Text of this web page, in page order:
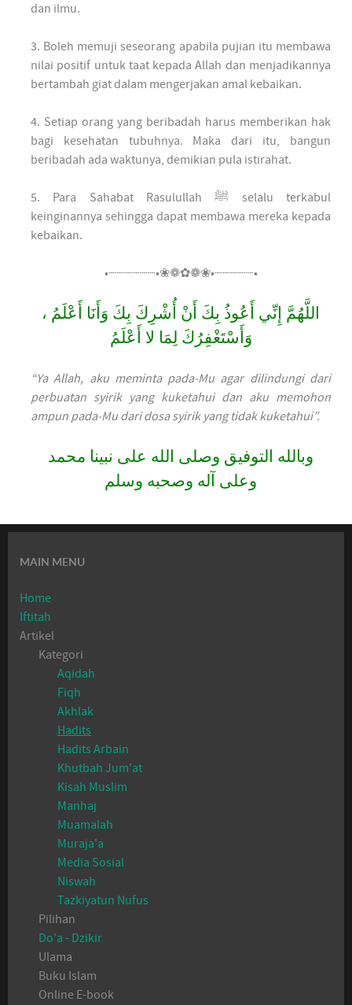
dan ilmu.
3. Boleh memuji seseorang apabila pujian itu membawa
nilai positif untuk taat kepada Allah dan menjadikannya
bertambah giat dalam mengerjakan amal kebaikan.
4. Setiap orang yang beribadah harus memberikan hak
bagi kesehatan tubuhnya. Maka dari itu, bangun
beribadah ada waktunya, demikian pula istirahat.
5. Para Sahabat Rasulullah ﷺ selalu terkabul
keinginannya sehingga dapat membawa mereka kepada
kebaikan.
•┈┈┈┈┈┈•❀❁✿❁❀•┈┈┈┈┈•
اللَّهُمَّ إِنِّي أَعُوذُ بِكَ أَنْ أُشْرِكَ بِكَ وَأَنَا أَعْلَمُ ،
وَأَسْتَغْفِرُكَ لِمَا لا أَعْلَمُ
“Ya Allah, aku meminta pada-Mu agar dilindungi dari
perbuatan syirik yang kuketahui dan aku memohon
ampun pada-Mu dari dosa syirik yang tidak kuketahui”.
وبالله التوفيق وصلى الله على نبينا محمد
وعلى آله وصحبه وسلم
MAIN MENU
Home
Iftitah
Artikel
Kategori
Aqidah
Fiqh
Akhlak
Hadits
Hadits Arbain
Khutbah Jum'at
Kisah Muslim
Manhaj
Muamalah
Muraja'a
Media Sosial
Niswah
Tazkiyatun Nufus
Pilihan
Do'a - Dzikir
Ulama
Buku Islam
Online E-book